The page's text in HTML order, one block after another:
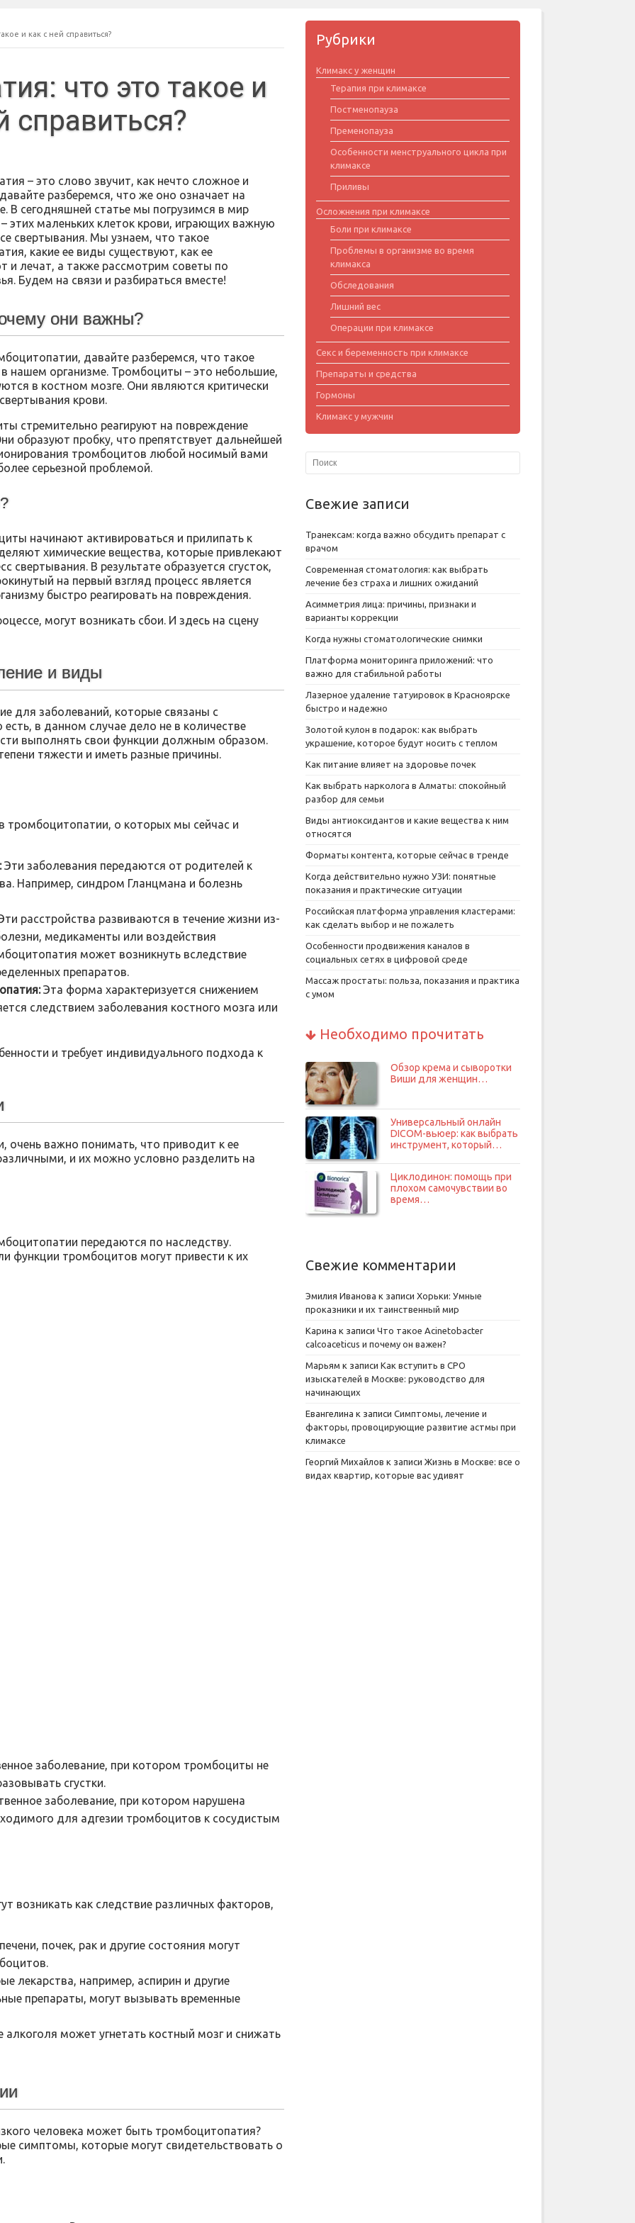
и как с ней справиться?
что это такое и
справиться?
– это слово звучит, как нечто сложное и
разберемся, что же оно означает на
В сегодняшней статье мы погрузимся в мир
этих маленьких клеток крови, играющих важную
свертывания. Мы узнаем, что такое
какие ее виды существуют, как ее
и лечат, а также рассмотрим советы по
Будем на связи и разбираться вместе!
они важны?
давайте разберемся, что такое
нашем организме. Тромбоциты – это небольшие,
в костном мозге. Они являются критически
крови.
стремительно реагируют на повреждение
образуют пробку, что препятствует дальнейшей
тромбоцитов любой носимый вами
серьезной проблемой.
начинают активироваться и прилипать к
химические вещества, которые привлекают
свертывания. В результате образуется сгусток,
на первый взгляд процесс является
быстро реагировать на повреждения.
могут возникать сбои. И здесь на сцену
и виды
для заболеваний, которые связаны с
в данном случае дело не в количестве
выполнять свои функции должным образом.
тяжести и иметь разные причины.
тромбоцитопатии, о которых мы сейчас и
Эти заболевания передаются от родителей к
Например, синдром Гланцмана и болезнь
расстройства развиваются в течение жизни из-
медикаменты или воздействия
может возникнуть вследствие
препаратов.
Эта форма характеризуется снижением
следствием заболевания костного мозга или
и требует индивидуального подхода к
важно понимать, что приводит к ее
и их можно условно разделить на
передаются по наследству.
функции тромбоцитов могут привести к их
заболевание, при котором тромбоциты не
сгустки.
заболевание, при котором нарушена
для адгезии тромбоцитов к сосудистым
возникать как следствие различных факторов,
почек, рак и другие состояния могут
лекарства, например, аспирин и другие
препараты, могут вызывать временные
может угнетать костный мозг и снижать
человека может быть тромбоцитопатия?
симптомы, которые могут свидетельствовать о
Рубрики
Климакс у женщин
Терапия при климаксе
Постменопауза
Пременопауза
Особенности менструального цикла при
климаксе
Приливы
Осложнения при климаксе
Боли при климаксе
Проблемы в организме во время
климакса
Обследования
Лишний вес
Операции при климаксе
Секс и беременность при климаксе
Препараты и средства
Гормоны
Климакс у мужчин
Свежие записи
Транексам: когда важно обсудить препарат с
врачом
Современная стоматология: как выбрать
лечение без страха и лишних ожиданий
Асимметрия лица: причины, признаки и
варианты коррекции
Когда нужны стоматологические снимки
Платформа мониторинга приложений: что
важно для стабильной работы
Лазерное удаление татуировок в Красноярске
быстро и надежно
Золотой кулон в подарок: как выбрать
украшение, которое будут носить с теплом
Как питание влияет на здоровье почек
Как выбрать нарколога в Алматы: спокойный
разбор для семьи
Виды антиоксидантов и какие вещества к ним
относятся
Форматы контента, которые сейчас в тренде
Когда действительно нужно УЗИ: понятные
показания и практические ситуации
Российская платформа управления кластерами:
как сделать выбор и не пожалеть
Особенности продвижения каналов в
социальных сетях в цифровой среде
Массаж простаты: польза, показания и практика
с умом
Необходимо прочитать
Обзор крема и сыворотки
Виши для женщин…
Универсальный онлайн
DICOM-вьюер: как выбрать
инструмент, который…
Циклодинон: помощь при
плохом самочувствии во
время…
Свежие комментарии
Эмилия Иванова к записи Хорьки: Умные
проказники и их таинственный мир
Карина к записи Что такое Acinetobacter
calcoaceticus и почему он важен?
Марьям к записи Как вступить в СРО
изыскателей в Москве: руководство для
начинающих
Евангелина к записи Симптомы, лечение и
факторы, провоцирующие развитие астмы при
климаксе
Георгий Михайлов к записи Жизнь в Москве: все о
видах квартир, которые вас удивят